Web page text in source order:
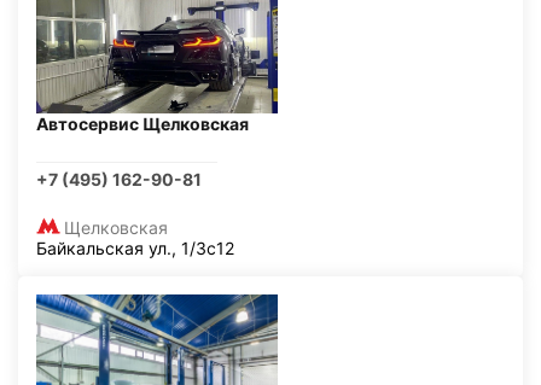
Автосервис Щелковская
+7 (495) 162-90-81
Щелковская
Байкальская ул., 1/3с12